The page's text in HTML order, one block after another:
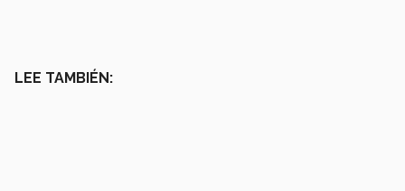
LEE TAMBIÉN: